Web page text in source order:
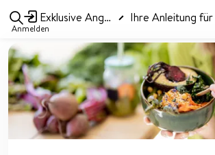
Anmelden
Exklusive Angebote Ihre Anleitung für